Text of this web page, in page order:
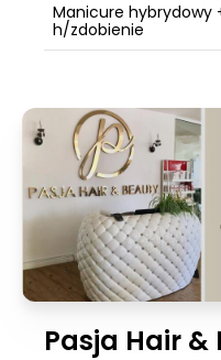
Manicure hybrydowy
h/zdobienie
Pasja Hair &